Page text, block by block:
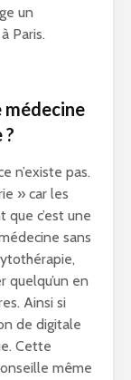
un
Paris.
?
n’existe pas.
» car les
c’est une
sans
en
Ainsi si
de digitale
Cette
même